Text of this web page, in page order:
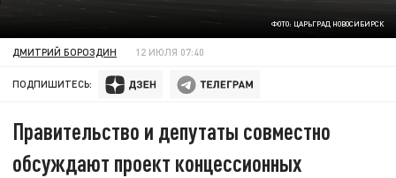
ФОТО: ЦАРЬГРАД НОВОСИБИРСК
ДМИТРИЙ БОРОЗДИН 12 ИЮЛЯ 07:40
ПОДПИШИТЕСЬ:
Правительство и депутаты совместно
обсуждают проект концессионных